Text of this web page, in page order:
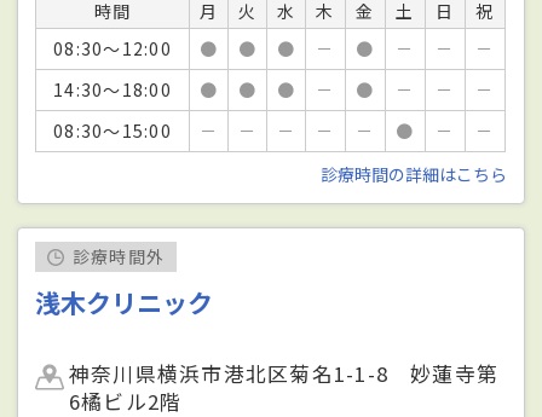
時間 月 火 水 木 金 土 日
祝
08:30～12:00
● ● ● － ● － －
－
14:30～18:00
● ● ● － ● － －
－
08:30～15:00
－ － － － － ● －
－
診療時間の詳細はこちら
診療時間外
浅木クリニック
神奈川県横浜市港北区菊名1-1-8 妙蓮寺第
6橘ビル2階